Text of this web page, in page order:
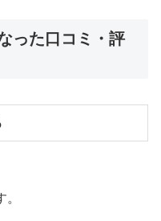
った口コミ・評